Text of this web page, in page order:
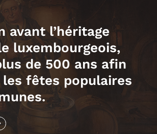
avant l’héritage
luxembourgeois,
de 500 ans afin
les fêtes populaires